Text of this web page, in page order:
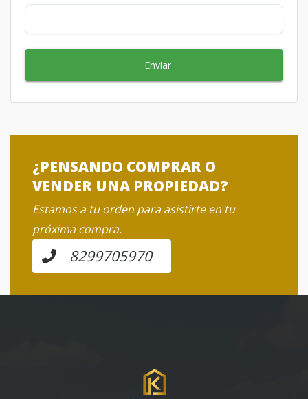
Enviar
¿PENSANDO COMPRAR O
VENDER UNA PROPIEDAD?
Estamos a tu orden para asistirte en tu
próxima compra.
8299705970